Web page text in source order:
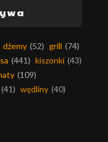
dżemy (52) grill (74)
(441) kiszonki (43)
(109)
(41) wędliny (40)